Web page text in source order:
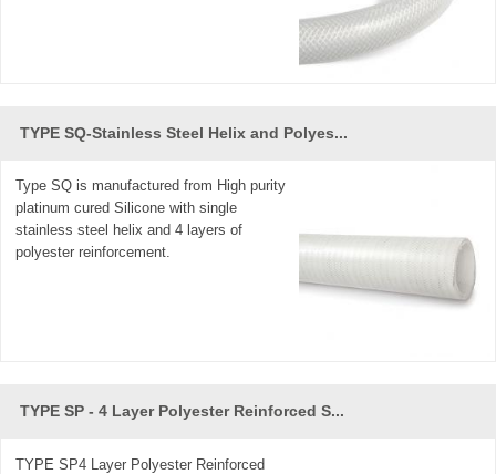
TYPE SQ-Stainless Steel Helix and Polyes...
Type SQ is manufactured from High purity
platinum cured Silicone with single
stainless steel helix and 4 layers of
polyester reinforcement.
TYPE SP - 4 Layer Polyester Reinforced S...
TYPE SP4 Layer Polyester Reinforced